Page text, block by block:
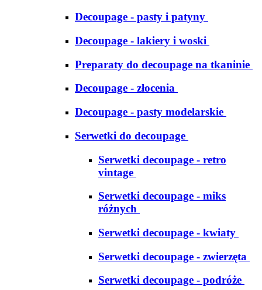
Decoupage - pasty i patyny
Decoupage - lakiery i woski
Preparaty do decoupage na tkaninie
Decoupage - złocenia
Decoupage - pasty modelarskie
Serwetki do decoupage
Serwetki decoupage - retro
vintage
Serwetki decoupage - miks
różnych
Serwetki decoupage - kwiaty
Serwetki decoupage - zwierzęta
Serwetki decoupage - podróże